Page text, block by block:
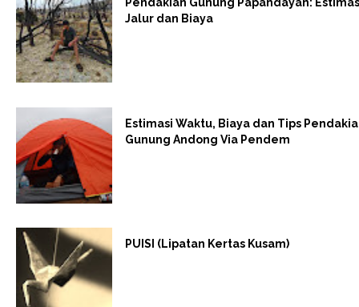
Jalur dan Biaya
Estimasi Waktu, Biaya dan Tips
Gunung Andong Via Pendem
PUISI (Lipatan Kertas Kusam)